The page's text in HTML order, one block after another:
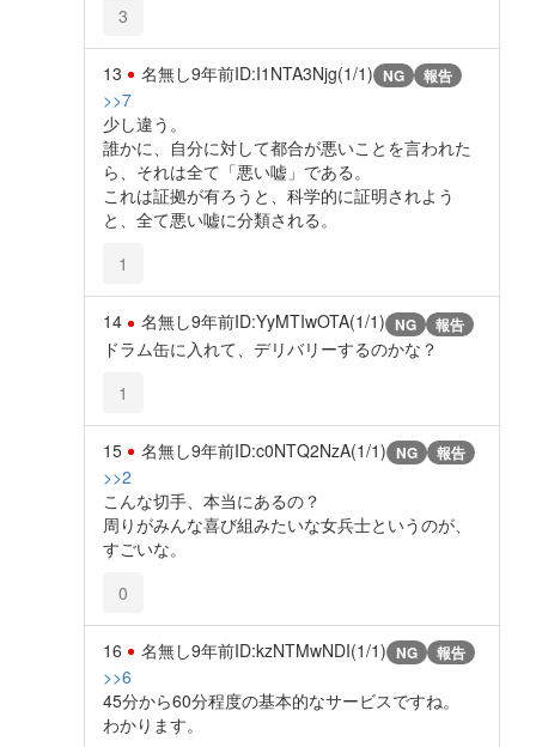
3
13 名無し9年前ID:I1NTA3Njg(1/1) NG 報告
>>7
少し違う。
誰かに、自分に対して都合が悪いことを言われた
ら、それは全て「悪い嘘」である。
これは証拠が有ろうと、科学的に証明されよう
と、全て悪い嘘に分類される。
1
14 名無し9年前ID:YyMTIwOTA(1/1) NG 報告
ドラム缶に入れて、デリバリーするのかな？
1
15 名無し9年前ID:c0NTQ2NzA(1/1) NG 報告
>>2
こんな切手、本当にあるの？
周りがみんな喜び組みたいな女兵士というのが、
すごいな。
0
16 名無し9年前ID:kzNTMwNDI(1/1) NG 報告
>>6
45分から60分程度の基本的なサービスですね。
わかります。